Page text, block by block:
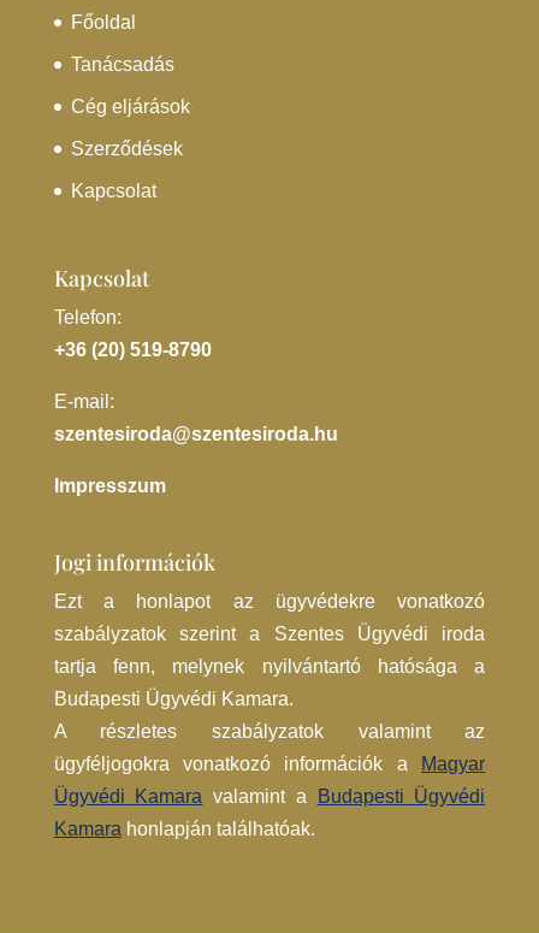
Főoldal
Tanácsadás
Cég eljárások
Szerződések
Kapcsolat
Kapcsolat
Telefon:
+36 (20) 519-8790
E-mail:
szentesiroda@szentesiroda.hu
Impresszum
Jogi információk
Ezt a honlapot az ügyvédekre vonatkozó
szabályzatok szerint a SzentesÜgyvédi iroda
tartja fenn, melynek nyilvántartó hatósága a
Budapesti Ügyvédi Kamara.
A részletes szabályzatok valamint az
ügyféljogokra vonatkozó információk a
Magyar
Ügyvédi Kamara valamint a
Budapesti Ügyvédi
Kamara honlapján találhatóak.